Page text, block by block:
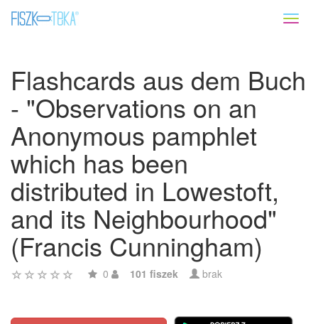
Flashcards aus dem Buch
- "Observations on an
Anonymous pamphlet
which has been
distributed in Lowestoft,
and its Neighbourhood"
(Francis Cunningham)
0 101 fiszek brak